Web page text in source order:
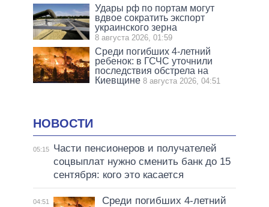
Удары рф по портам могут
вдвое сократить экспорт
украинского зерна
8 августа 2026, 01:59
Среди погибших 4-летний
ребенок: в ГСЧС уточнили
последствия обстрела на
Киевщине 8 августа 2026, 04:51
НОВОСТИ
05:15
Части пенсионеров и получателей
соцвыплат нужно сменить банк до 15
сентября: кого это касается
04:51
Среди погибших 4-летний